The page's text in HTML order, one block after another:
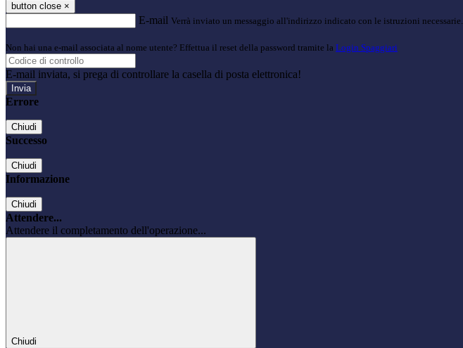
button close ×
E-mail Verrà inviato un messaggio all'indirizzo indicato con le istruzioni necessarie.
Non hai una e-mail associata al nome utente? Effettua il reset della password tramite la Login Spaggiari
E-mail inviata, si prega di controllare la casella di posta elettronica!
Errore
Chiudi
Successo
Chiudi
Informazione
Chiudi
Attendere...
Attendere il completamento dell'operazione...
Chiudi